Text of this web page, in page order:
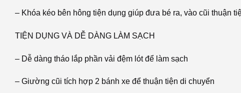
– Khóa kéo bên hông tiện dụng giúp đưa bé ra, vào cũi thuận
TIỆN DỤNG VÀ DỄ DÀNG LÀM SẠCH
– Dễ dàng tháo lắp phần vải đệm lót để làm sạch
– Giường cũi tích hợp 2 bánh xe để thuận tiện di chuyển